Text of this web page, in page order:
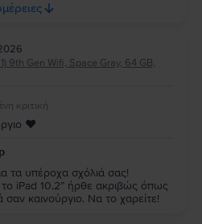
ξανά στο μέλλον!
9th Gen Wifi, Space Gray, 64 GB,
κριτική
♥️
τα υπέροχα σχόλιά σας!
το iPad 10.2” ήρθε ακριβώς όπως
σαν καινούργιο. Να το χαρείτε!